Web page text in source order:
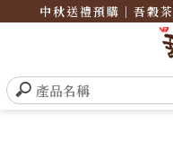
中秋送禮預購｜吾穀